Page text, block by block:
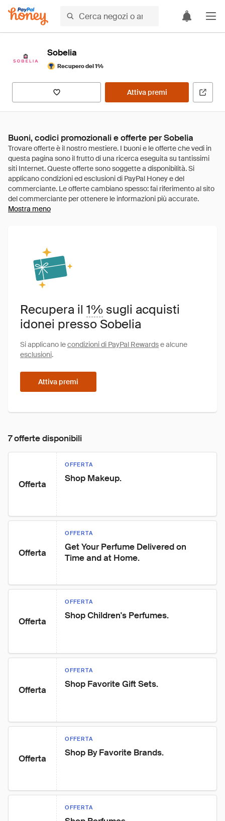
Sobelia
Recupero del 1%
Attiva premi
Buoni, codici promozionali e offerte per Sobelia
Mostra meno
Recupera il 1% sugli acquisti
idonei presso Sobelia
Si applicano lecondizioni di PayPal Rewardse alcune
esclusioni.
Attiva premi
7 offerte disponibili
Offerta
OFFERTA
Shop Makeup.
Offerta
OFFERTA
Get Your Perfume Delivered on
Time and at Home.
Offerta
OFFERTA
Shop Children's Perfumes.
Offerta
OFFERTA
Shop Favorite Gift Sets.
Offerta
OFFERTA
Shop By Favorite Brands.
OFFERTA